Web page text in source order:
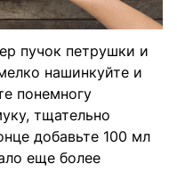
пучок петрушки и
нашинкуйте и
понемногу
тщательно
добавьте 100 мл
еще более